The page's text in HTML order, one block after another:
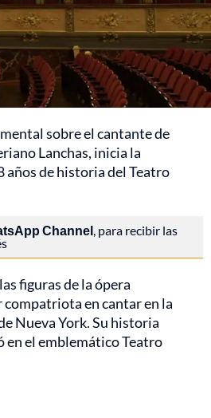
sobre el cantante de
Lanchas, inicia la
años de historia del Teatro
Channel, para recibir las
figuras de la ópera
en cantar en la
Nueva York. Su historia
en el emblemático Teatro